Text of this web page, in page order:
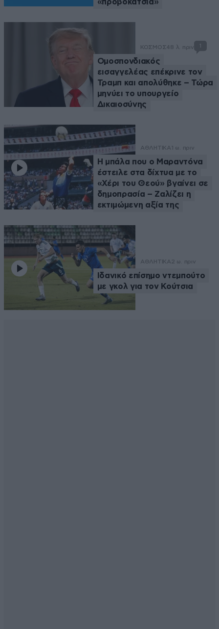
«προβοκάτσια»
ΚΟΣΜΟΣ48 λ. πριν
Ομοσπονδιακός
εισαγγελέας επέκρινε τον
Τραμπ και απολύθηκε – Τώρα
μηνύει το υπουργείο
Δικαιοσύνης
ΑΘΛΗΤΙΚΑ 1 ω. πριν
Η μπάλα που ο Μαραντόνα
έστειλε στα δίχτυα με το
«Χέρι του Θεού» βγαίνει σε
δημοπρασία – Ζαλίζει η
εκτιμώμενη αξία της
ΑΘΛΗΤΙΚΑ2 ω. πριν
Ιδανικό επίσημο ντεμπούτο
με γκολ για τον Κούτσια